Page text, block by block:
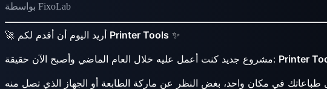
بواسطة FixoLab
Printer Tools ✨
مشروع جديد كنت أعمل عليه خلال العام الماضي وأصبح الآن حقيقة: Printer